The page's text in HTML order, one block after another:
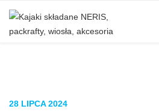
28 LIPCA 2024